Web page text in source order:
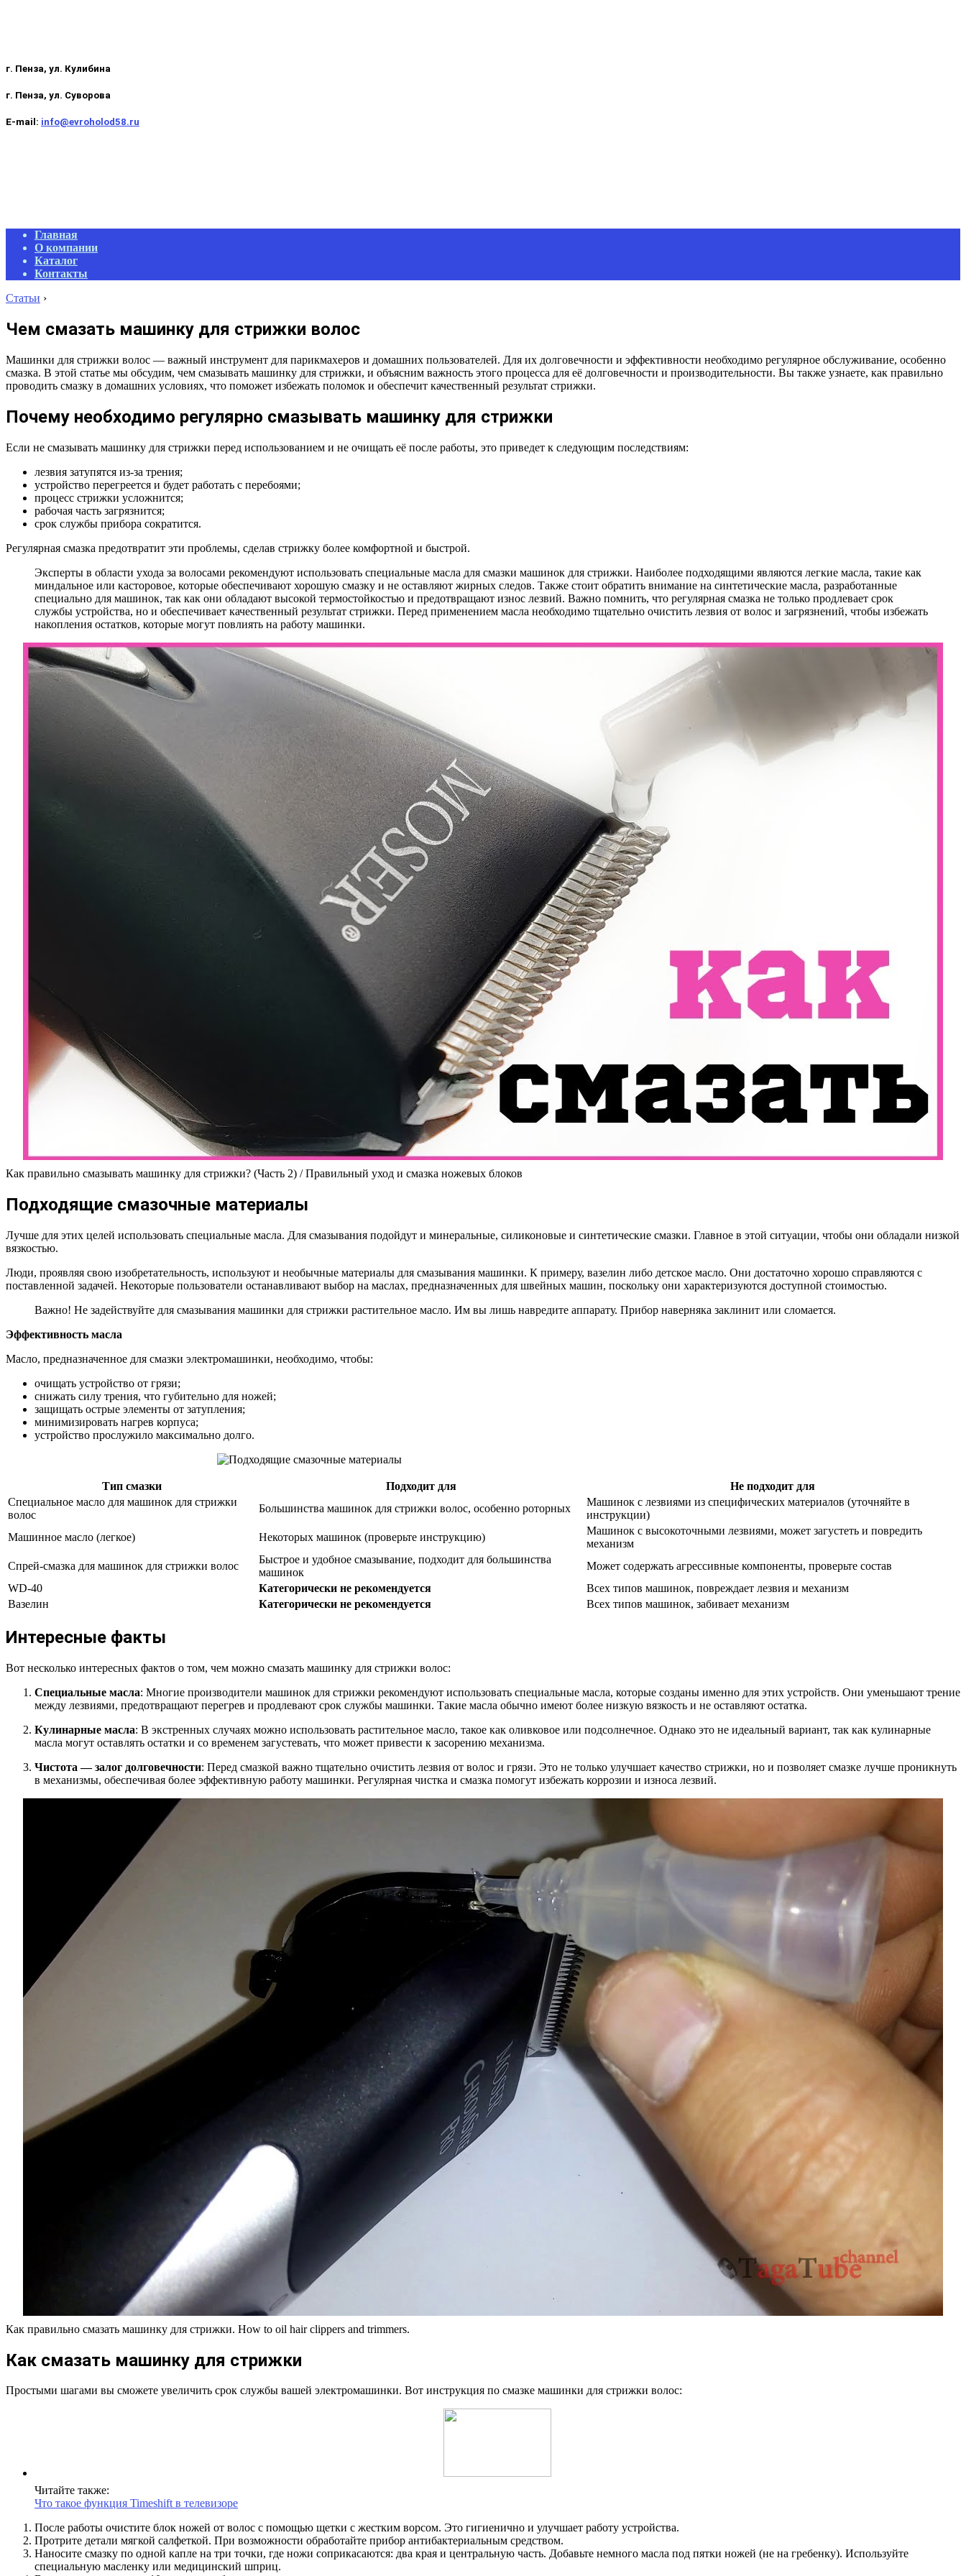
г. Пенза, ул. Кулибина
г. Пенза, ул. Суворова
E-mail: info@evroholod58.ru
Primary
Navigation
Menu
Главная
О компании
Каталог
Контакты
Статьи ›
Чем смазать машинку для стрижки волос
Машинки для стрижки волос — важный инструмент для парикмахеров и домашних пользователей. Для их долговечности и эффективности необходимо регулярное обслуживание, особенно
смазка. В этой статье мы обсудим, чем смазывать машинку для стрижки, и объясним важность этого процесса для её долговечности и производительности. Вы также узнаете, как правильно
проводить смазку в домашних условиях, что поможет избежать поломок и обеспечит качественный результат стрижки.
Почему необходимо регулярно смазывать машинку для стрижки
Если не смазывать машинку для стрижки перед использованием и не очищать её после работы, это приведет к следующим последствиям:
лезвия затупятся из-за трения;
устройство перегреется и будет работать с перебоями;
процесс стрижки усложнится;
рабочая часть загрязнится;
срок службы прибора сократится.
Регулярная смазка предотвратит эти проблемы, сделав стрижку более комфортной и быстрой.
Эксперты в области ухода за волосами рекомендуют использовать специальные масла для смазки машинок для стрижки. Наиболее подходящими являются легкие масла, такие как
миндальное или касторовое, которые обеспечивают хорошую смазку и не оставляют жирных следов. Также стоит обратить внимание на синтетические масла, разработанные
специально для машинок, так как они обладают высокой термостойкостью и предотвращают износ лезвий. Важно помнить, что регулярная смазка не только продлевает срок
службы устройства, но и обеспечивает качественный результат стрижки. Перед применением масла необходимо тщательно очистить лезвия от волос и загрязнений, чтобы избежать
накопления остатков, которые могут повлиять на работу машинки.
Как правильно смазывать машинку для стрижки? (Часть 2) / Правильный уход и смазка ножевых блоков
Подходящие смазочные материалы
Лучше для этих целей использовать специальные масла. Для смазывания подойдут и минеральные, силиконовые и синтетические смазки. Главное в этой ситуации, чтобы они обладали низкой
вязкостью.
Люди, проявляя свою изобретательность, используют и необычные материалы для смазывания машинки. К примеру, вазелин либо детское масло. Они достаточно хорошо справляются с
поставленной задачей. Некоторые пользователи останавливают выбор на маслах, предназначенных для швейных машин, поскольку они характеризуются доступной стоимостью.
Важно! Не задействуйте для смазывания машинки для стрижки растительное масло. Им вы лишь навредите аппарату. Прибор наверняка заклинит или сломается.
Эффективность масла
Масло, предназначенное для смазки электромашинки, необходимо, чтобы:
очищать устройство от грязи;
снижать силу трения, что губительно для ножей;
защищать острые элементы от затупления;
минимизировать нагрев корпуса;
устройство прослужило максимально долго.
Тип смазки Подходит для
Не подходит для
Специальное масло для машинок для стрижки
волос
Большинства машинок для стрижки волос, особенно роторных
Машинок с лезвиями из специфических материалов (уточняйте в
инструкции)
Машинное масло (легкое)
Некоторых машинок (проверьте инструкцию)
Машинок с высокоточными лезвиями, может загустеть и повредить
механизм
Спрей-смазка для машинок для стрижки волос
Быстрое и удобное смазывание, подходит для большинства
машинок
Может содержать агрессивные компоненты, проверьте состав
WD-40
Категорически не рекомендуется
Всех типов машинок, повреждает лезвия и механизм
Вазелин
Категорически не рекомендуется Всех типов машинок, забивает механизм
Интересные факты
Вот несколько интересных фактов о том, чем можно смазать машинку для стрижки волос:
Специальные масла: Многие производители машинок для стрижки рекомендуют использовать специальные масла, которые созданы именно для этих устройств. Они уменьшают трение
между лезвиями, предотвращают перегрев и продлевают срок службы машинки. Такие масла обычно имеют более низкую вязкость и не оставляют остатка.
Кулинарные масла: В экстренных случаях можно использовать растительное масло, такое как оливковое или подсолнечное. Однако это не идеальный вариант, так как кулинарные
масла могут оставлять остатки и со временем загустевать, что может привести к засорению механизма.
Чистота — залог долговечности: Перед смазкой важно тщательно очистить лезвия от волос и грязи. Это не только улучшает качество стрижки, но и позволяет смазке лучше проникнуть
в механизмы, обеспечивая более эффективную работу машинки. Регулярная чистка и смазка помогут избежать коррозии и износа лезвий.
Как правильно смазать машинку для стрижки. How to oil hair clippers and trimmers.
Как смазать машинку для стрижки
Простыми шагами вы сможете увеличить срок службы вашей электромашинки. Вот инструкция по смазке машинки для стрижки волос:
Читайте также:
Что такое функция Timeshift в телевизоре
После работы очистите блок ножей от волос с помощью щетки с жестким ворсом. Это гигиенично и улучшает работу устройства.
Протрите детали мягкой салфеткой. При возможности обработайте прибор антибактериальным средством.
Наносите смазку по одной капле на три точки, где ножи соприкасаются: два края и центральную часть. Добавьте немного масла под пятки ножей (не на гребенку). Используйте
специальную масленку или медицинский шприц.